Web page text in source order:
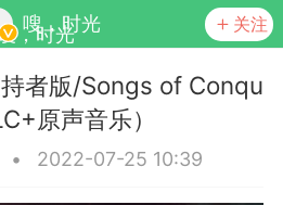
嗖，时光 关注
者版/Songs of Conqu
原声音乐）
• 2022-07-25 10:39